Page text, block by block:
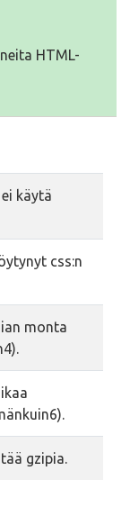
HTML-
käytä
css:n
monta
gzipia.